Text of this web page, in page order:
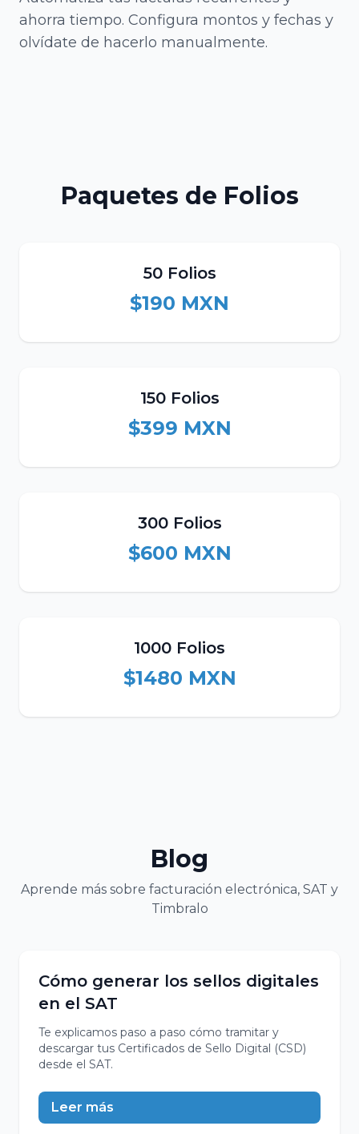
ahorra tiempo. Configura montos y fechas y
olvídate de hacerlo manualmente.
Paquetes de Folios
50 Folios
$190 MXN
150 Folios
$399 MXN
300 Folios
$600 MXN
1000 Folios
$1480 MXN
Blog
Aprende más sobre facturación electrónica, SAT y
Timbralo
Cómo generar los sellos digitales
en el SAT
Te explicamos paso a paso cómo tramitar y
descargar tus Certificados de Sello Digital (CSD)
desde el SAT.
Leer más